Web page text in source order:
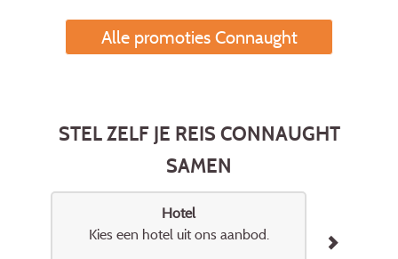
Alle promoties Connaught
STEL ZELF JE REIS CONNAUGHT
SAMEN
Hotel
Kies een hotel uit ons aanbod.